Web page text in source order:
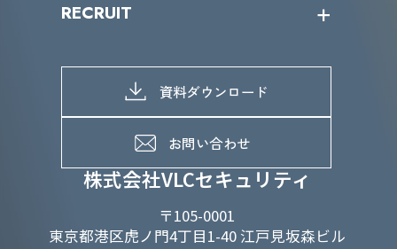
株式会社VLCセキュリティ
〒105-0001
東京都港区虎ノ門4丁目1-40 江戸見坂森ビル
IRライブラリー
よくあるご質問
当グループのマテリアリティ
SDGs推進体制
D&Iの取り組み
RECRUIT
募集職種一覧
メッセージ
メンバーインタビュー
資料ダウンロード
お問い合わせ